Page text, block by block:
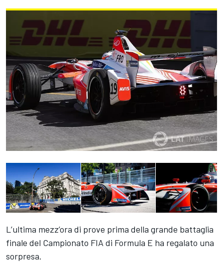
L’ultima mezz’ora di prove prima della grande battaglia
finale del Campionato FIA di Formula E ha regalato una
sorpresa.